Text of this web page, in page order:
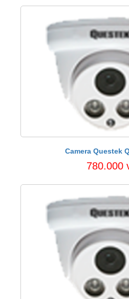
Camera Questek
780.000